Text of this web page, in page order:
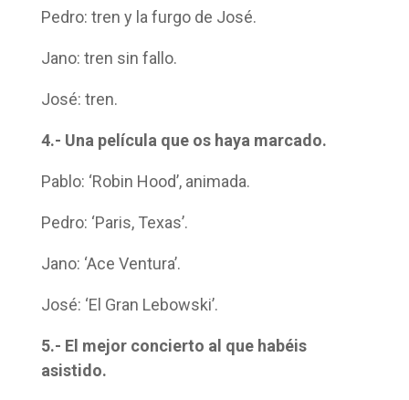
Pedro: tren y la furgo de José.
Jano: tren sin fallo.
José: tren.
4.- Una película que os haya marcado.
Pablo: ‘Robin Hood’, animada.
Pedro: ‘Paris, Texas’.
Jano: ‘Ace Ventura’.
José: ‘El Gran Lebowski’.
5.- El mejor concierto al que habéis
asistido.